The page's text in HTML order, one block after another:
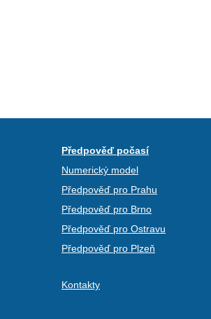
Předpověď počasí
Numerický model
Předpověď pro Prahu
Předpověď pro Brno
Předpověď pro Ostravu
Předpověď pro Plzeň
Kontakty